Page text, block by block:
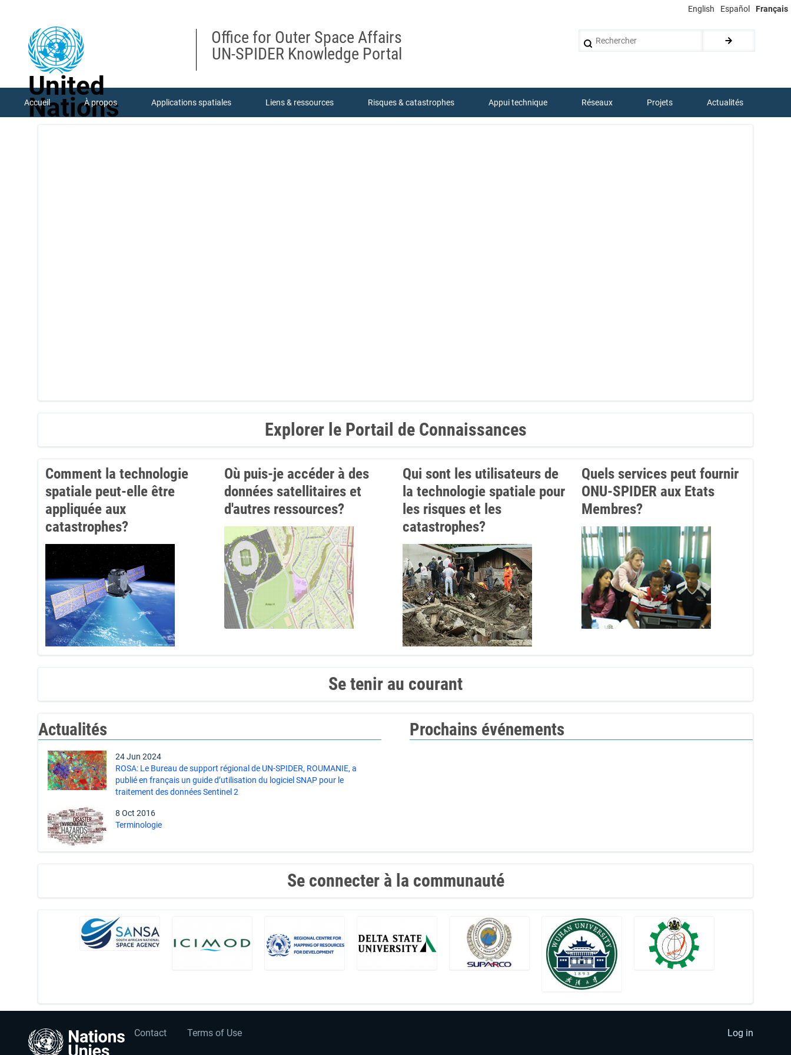
English Español Français
United
Nations
Office for Outer Space Affairs
UN-SPIDER Knowledge Portal
Rechercher
Accueil À propos Applications spatiales Liens & ressources Risques & catastrophes Appui technique Réseaux Projets Actualités
Explorer le Portail de Connaissances
Comment la technologie
spatiale peut-elle être
appliquée aux
catastrophes?
Où puis-je accéder à des
données satellitaires et
d'autres ressources?
Qui sont les utilisateurs de
la technologie spatiale pour
les risques et les
catastrophes?
Quels services peut fournir
ONU-SPIDER aux Etats
Membres?
Se tenir au courant
Actualités
24 Jun 2024
ROSA: Le Bureau de support régional de UN-SPIDER, ROUMANIE, a
publié en français un guide d’utilisation du logiciel SNAP pour le
traitement des données Sentinel 2
8 Oct 2016
Terminologie
Prochains événements
Se connecter à la communauté
Footer
Contact Terms of Use
User
Log in